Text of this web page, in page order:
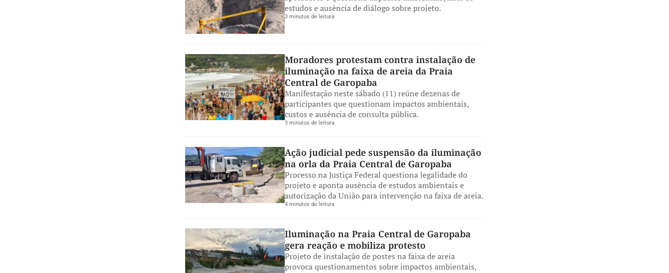
estudos e ausência de diálogo sobre projeto.
3 minutos de leitura
Moradores protestam contra instalação de
iluminação na faixa de areia da Praia
Central de Garopaba
Manifestação neste sábado (11) reúne dezenas de
participantes que questionam impactos ambientais,
custos e ausência de consulta pública.
3 minutos de leitura
Ação judicial pede suspensão da iluminação
na orla da Praia Central de Garopaba
Processo na Justiça Federal questiona legalidade do
projeto e aponta ausência de estudos ambientais e
autorização da União para intervenção na faixa de areia.
4 minutos de leitura
Iluminação na Praia Central de Garopaba
gera reação e mobiliza protesto
Projeto de instalação de postes na faixa de areia
provoca questionamentos sobre impactos ambientais,